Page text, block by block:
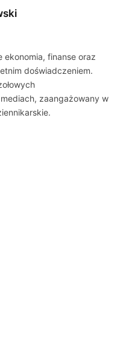
ekonomia, finanse oraz
doświadczeniem.
zaangażowany w